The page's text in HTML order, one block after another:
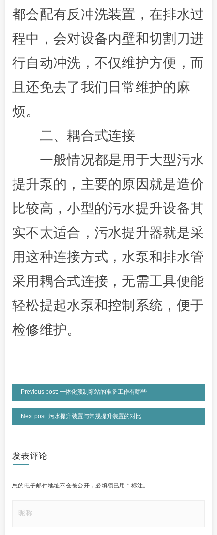
都会配有反冲洗装置，在排水过
程中，会对设备内壁和切割刀进
行自动冲洗，不仅维护方便，而
且还免去了我们日常维护的麻
烦。
二、耦合式连接
一般情况都是用于大型污水
提升泵的，主要的原因就是造价
比较高，小型的污水提升设备其
实不太适合，污水提升器就是采
用这种连接方式，水泵和排水管
采用耦合式连接，无需工具便能
轻松提起水泵和控制系统，便于
检修维护。
Previous post: 一体化预制泵站的准备工作有哪些
Next post: 污水提升装置与常规提升装置的对比
发表评论
您的电子邮件地址不会被公开， 必填项已用* 标注。